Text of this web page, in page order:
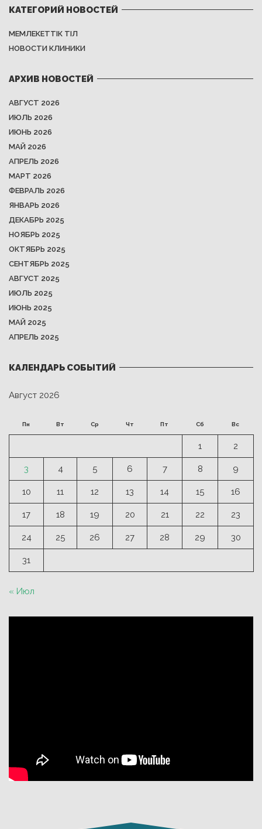
КАТЕГОРИЙ НОВОСТЕЙ
МЕМЛЕКЕТТІК ТІЛ
НОВОСТИ КЛИНИКИ
АРХИВ НОВОСТЕЙ
АВГУСТ 2026
ИЮЛЬ 2026
ИЮНЬ 2026
МАЙ 2026
АПРЕЛЬ 2026
МАРТ 2026
ФЕВРАЛЬ 2026
ЯНВАРЬ 2026
ДЕКАБРЬ 2025
НОЯБРЬ 2025
ОКТЯБРЬ 2025
СЕНТЯБРЬ 2025
АВГУСТ 2025
ИЮЛЬ 2025
ИЮНЬ 2025
МАЙ 2025
АПРЕЛЬ 2025
КАЛЕНДАРЬ СОБЫТИЙ
Август 2026
Пн Вт Ср Чт Пт Сб Вс
1 2
3 4 5 6 7 8 9
10 11 12 13 14 15 16
17 18 19 20 21 22 23
24 25 26 27 28 29 30
31
« Июл